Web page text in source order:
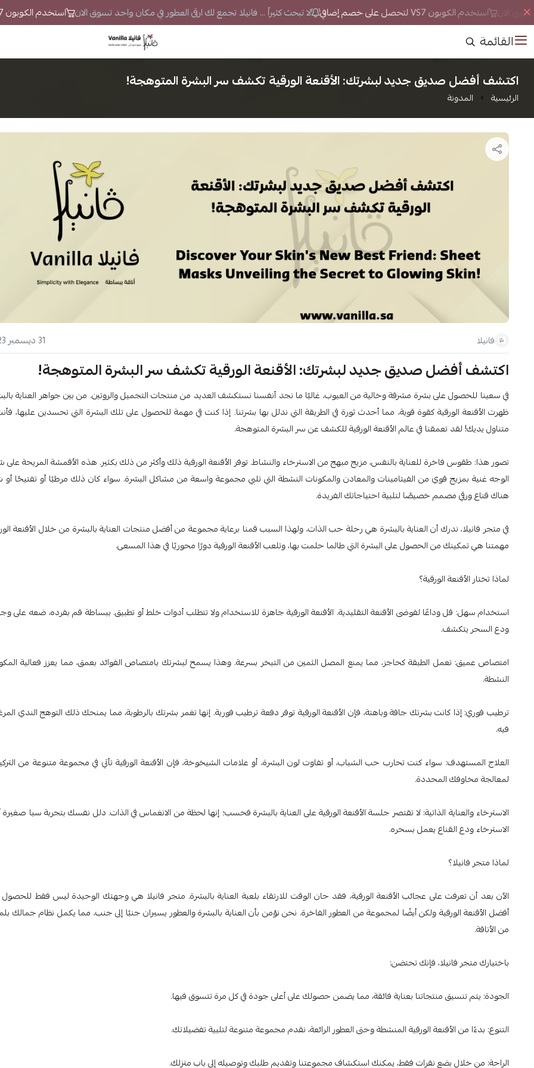
الان استخدم الكوبون VS7 لتحصل على خصم إضافي لا تبحث كثيراً ... فانيلا تجمع لك ارقى العطور في مكان واحد تسوق الان استخدم الكوبون VS7 لتحصل على خصم إضافي
القائمة فانيلا
اكتشف أفضل صديق جديد لبشرتك: الأقنعة الورقية تكشف سر البشرة المتوهجة!
الرئيسية المدونة
فانيلا 31 ديسمبر 2023
اكتشف أفضل صديق جديد لبشرتك: الأقنعة الورقية تكشف سر البشرة المتوهجة!
في سعينا للحصول على بشرة مشرقة وخالية من العيوب، غالبًا ما نجد أنفسنا نستكشف العديد من منتجات التجميل والروتين. من بين جواهر العناية
ظهرت الأقنعة الورقية كقوة قوية، مما أحدث ثورة في الطريقة التي ندلل بها بشرتنا. إذا كنت في مهمة للحصول على تلك البشرة التي تحسدين عليها،
متناول يديك! لقد تعمقنا في عالم الأقنعة الورقية للكشف عن سر البشرة المتوهجة.
تصور هذا: طقوس فاخرة للعناية بالنفس، مزيج مبهج من الاسترخاء والنشاط. توفر الأقنعة الورقية ذلك وأكثر من ذلك بكثير. هذه الأقمشة المريحة
الوجه غنية بمزيج قوي من الفيتامينات والمعادن والمكونات النشطة التي تلبي مجموعة واسعة من مشاكل البشرة. سواء كان ذلك مرطبًا أو تفتيحًا أو
هناك قناع ورقي مصمم خصيصًا لتلبية احتياجاتك الفريدة.
في متجر فانيلا، ندرك أن العناية بالبشرة هي رحلة حب الذات، ولهذا السبب قمنا برعاية مجموعة من أفضل منتجات العناية بالبشرة من خلال الأقنعة
مهمتنا هي تمكينك من الحصول على البشرة التي طالما حلمت بها، وتلعب الأقنعة الورقية دورًا محوريًا في هذا المسعى.
لماذا تختار الأقنعة الورقية؟
استخدام سهل: قل وداعًا لفوضى الأقنعة التقليدية. الأقنعة الورقية جاهزة للاستخدام ولا تتطلب أدوات خلط أو تطبيق. ببساطة قم بفرده، ضعه على
ودع السحر يتكشف.
امتصاص عميق: تعمل الطبقة كحاجز، مما يمنع المصل الثمين من التبخر بسرعة. وهذا يسمح لبشرتك بامتصاص الفوائد بعمق، مما يعزز فعالية
النشطة.
ترطيب فوري: إذا كانت بشرتك جافة وباهتة، فإن الأقنعة الورقية توفر دفعة ترطيب فورية. إنها تغمر بشرتك بالرطوبة، مما يمنحك ذلك التوهج الندي
فيه.
العلاج المستهدف: سواء كنت تحارب حب الشباب، أو تفاوت لون البشرة، أو علامات الشيخوخة، فإن الأقنعة الورقية تأتي في مجموعة متنوعة من
لمعالجة مخاوفك المحددة.
الاسترخاء والعناية الذاتية: لا تقتصر جلسة الأقنعة الورقية على العناية بالبشرة فحسب؛ إنها لحظة من الانغماس في الذات. دلل نفسك بتجربة سبا صغيرة
الاسترخاء ودع القناع يعمل بسحره.
لماذا متجر فانيلا؟
الآن بعد أن تعرفت على عجائب الأقنعة الورقية، فقد حان الوقت للارتقاء بلعبة العناية بالبشرة. متجر فانيلا هي وجهتك الوحيدة ليس فقط
أفضل الأقنعة الورقية ولكن أيضًا لمجموعة من العطور الفاخرة. نحن نؤمن بأن العناية بالبشرة والعطور يسيران جنبًا إلى جنب، مما يكمل نظام جمالك
من الأناقة.
باختيارك متجر فانيلا، فإنك تحتضن:
الجودة: يتم تنسيق منتجاتنا بعناية فائقة، مما يضمن حصولك على أعلى جودة في كل مرة تتسوق فيها.
التنوع: بدءًا من الأقنعة الورقية المنشطة وحتى العطور الرائعة، نقدم مجموعة متنوعة لتلبية تفضيلاتك.
الراحة: من خلال بضع نقرات فقط، يمكنك استكشاف مجموعتنا وتقديم طلبك وتوصيله إلى باب منزلك.